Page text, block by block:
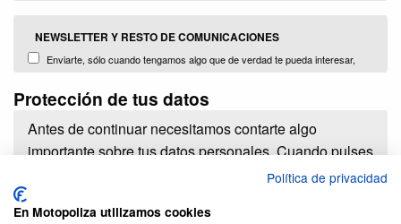
NEWSLETTER Y RESTO DE COMUNICACIONES
Enviarte, sólo cuando tengamos algo que de verdad te pueda interesar,
y servicios o de terceros comercializados y distribuidos por nosotors (Plug
Protección de tus datos
Antes de continuar necesitamos contarte algo
importante sobre tus datos personales. Cuando pulses
el botón de contratar estarás dando a PlugBrokers
personales y lo haremos con la mayor diligencia.
Política de privacidad
En Motopoliza utilizamos cookies